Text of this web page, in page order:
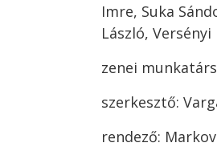
Imre, Suka
László, Versényi
zenei
szerkesztő:
rendező: